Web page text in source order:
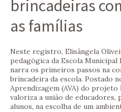
brincadeiras
as famílias
Neste registro, Elisângela
pedagógica da Escola Municipal
narra os primeiros passos na
brincadeira da escola. Postado
Aprendizagem (AVA) do projeto
valoriza a união de educadores,
alunos, na escolha de um